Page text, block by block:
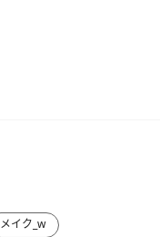
メイク_w